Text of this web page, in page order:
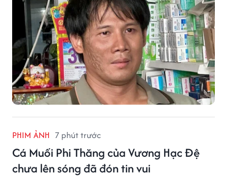
PHIM ẢNH 7 phút trước
Cá Muối Phi Thăng của Vương Hạc Đệ
chưa lên sóng đã đón tin vui